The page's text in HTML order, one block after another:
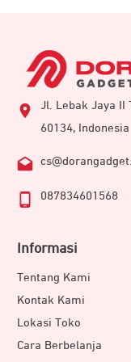
Jl. Lebak Jaya II
60134, Indonesia
087834601568
Informasi
Tentang Kami
Kontak Kami
Lokasi Toko
Cara Berbelanja